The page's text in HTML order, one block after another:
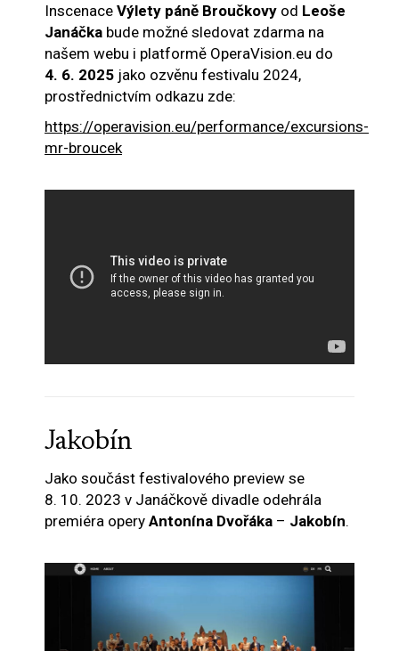
Inscenace Výlety páně Broučkovy od Leoše
Janáčka bude možné sledovat zdarma na
našem webu i platformě OperaVision.eu do
4. 6. 2025 jako ozvěnu festivalu 2024,
prostřednictvím odkazu zde:
https://operavision.eu/performance/excursions-
mr-broucek
Jakobín
Jako součást festivalového preview se
8. 10. 2023 v Janáčkově divadle odehrála
premiéra opery Antonína Dvořáka – Jakobín.